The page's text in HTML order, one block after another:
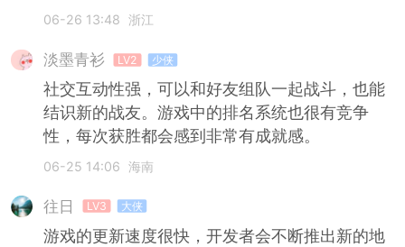
06-26 13:48 浙江
淡墨青衫 LV2 少侠
社交互动性强，可以和好友组队一起战斗，也能
结识新的战友。游戏中的排名系统也很有竞争
性，每次获胜都会感到非常有成就感。
06-25 14:06 海南
往日 LV3 大侠
游戏的更新速度很快，开发者会不断推出新的地